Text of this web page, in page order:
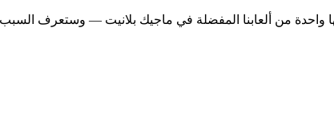
واحدة من ألعابنا المفضلة في ماجيك بلانيت — وستعرف السبب